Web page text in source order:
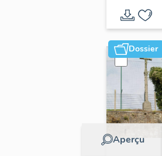
Dossier
Aperçu